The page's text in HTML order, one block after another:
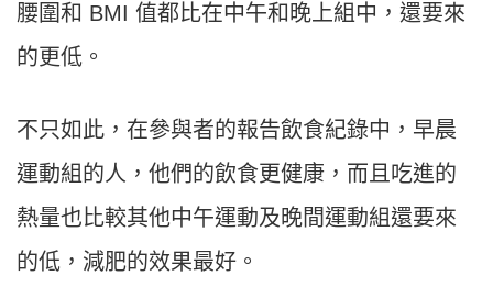
腰圍和 BMI 值都比在中午和晚上組中，還要來
的更低。
不只如此，在參與者的報告飲食紀錄中，早晨
運動組的人，他們的飲食更健康，而且吃進的
熱量也比較其他中午運動及晚間運動組還要來
的低，減肥的效果最好。